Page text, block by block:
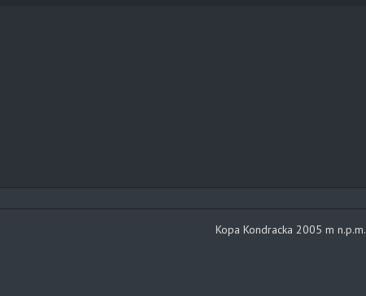
Kopa Kondracka 2005 m n.p.m.